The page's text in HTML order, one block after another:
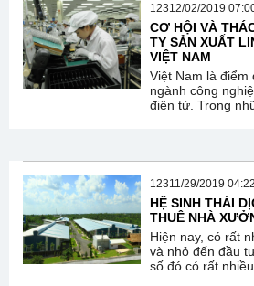
12312/02/2019
CƠ HỘI VÀ
TY SẢN XUẤT
VIỆT NAM
Việt Nam là điểm
ngành công
điện tử. Trong
12311/29/2019
HỆ SINH THÁI
THUÊ NHÀ
Hiện nay, có rất
và nhỏ đến đầu
số đó có rất